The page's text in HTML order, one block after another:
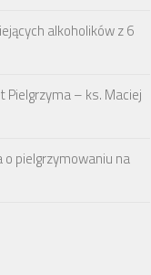
alkoholików z 6
Pielgrzyma – ks. Maciej
o pielgrzymowaniu na